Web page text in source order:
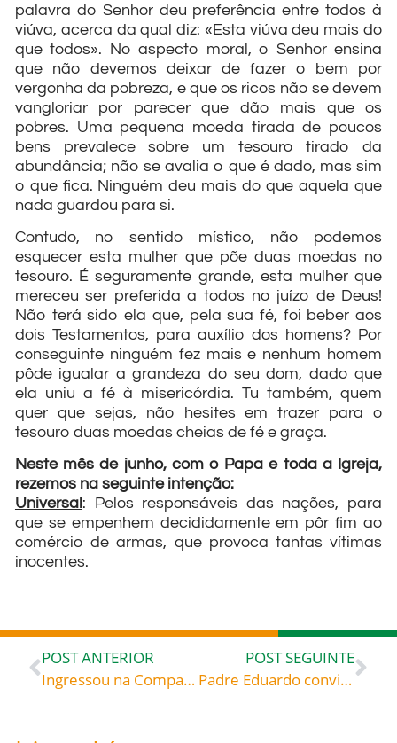
palavra do Senhor deu preferência entre todos à
viúva, acerca da qual diz: «Esta viúva deu mais do
que todos». No aspecto moral, o Senhor ensina
que não devemos deixar de fazer o bem por
vergonha da pobreza, e que os ricos não se devem
vangloriar por parecer que dão mais que os
pobres. Uma pequena moeda tirada de poucos
bens prevalece sobre um tesouro tirado da
abundância; não se avalia o que é dado, mas sim
o que fica. Ninguém deu mais do que aquela que
nada guardou para si.
Contudo, no sentido místico, não podemos
esquecer esta mulher que põe duas moedas no
tesouro. É seguramente grande, esta mulher que
mereceu ser preferida a todos no juízo de Deus!
Não terá sido ela que, pela sua fé, foi beber aos
dois Testamentos, para auxílio dos homens? Por
conseguinte ninguém fez mais e nenhum homem
pôde igualar a grandeza do seu dom, dado que
ela uniu a fé à misericórdia. Tu também, quem
quer que sejas, não hesites em trazer para o
tesouro duas moedas cheias de fé e graça.
Neste mês de junho, com o Papa e toda a Igreja,
rezemos na seguinte intenção:
Universal : Pelos responsáveis das nações, para
que se empenhem decididamente em pôr fim ao
comércio de armas, que provoca tantas vítimas
inocentes.
POST ANTERIOR
Ingressou na Companhia de Jesus e, quando se tornou jesuíta, seguiu para o Brasil, em 1553, como missionário. Chegou na Bahia junto com mais seis jesuítas, todos doentes, inclusive ele, que nunca mais se recuperou: São José de Anchieta (1534-1597), celebrado hoje, 9, roga por todos nós!
POST SEGUINTE
Padre Eduardo convivia desde a infância com uma doença congênita no coração. Por tal motivo foi obrigado a viver numa poltrona. E foi nesse período que ele escreveu sua extensa e notável bibliografia catequética com ênfase na eucaristia: Eduardo Poppe, Bem-aventurado (1890-1924), celebrado hoje, 10, roga por todos nós!